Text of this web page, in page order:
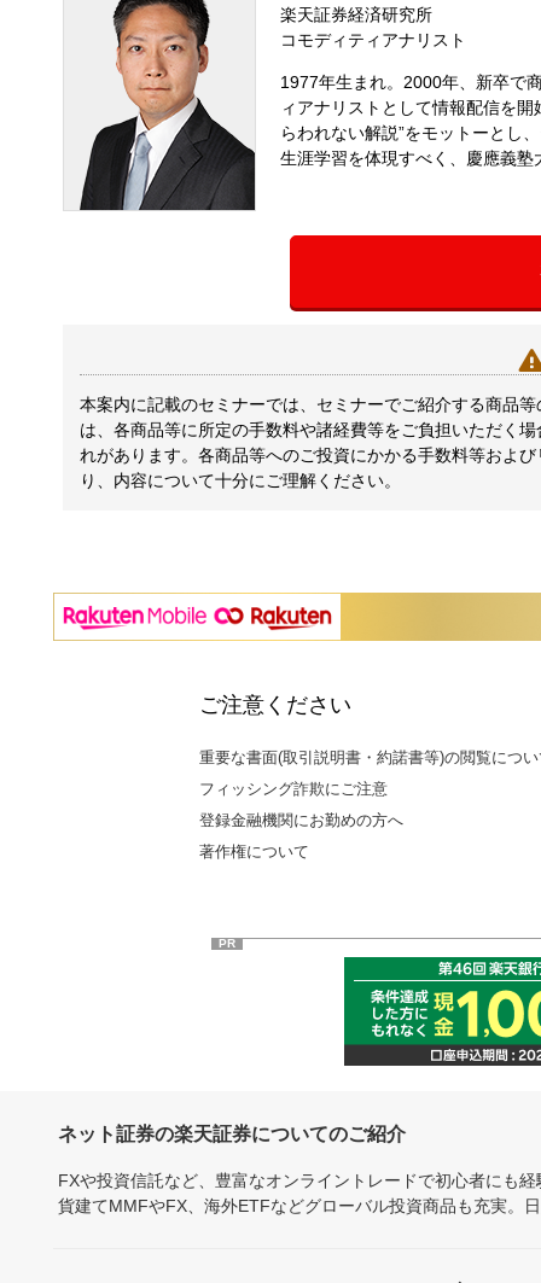
楽天証券経済研究所
コモディティアナリスト
1977年生まれ。2000年、新卒で
ィアナリストとして情報配信を
らわれない解説”をモットーとし
生涯学習を体現すべく、慶應義
本案内に記載のセミナーでは、セミナーでご紹介する商品
は、各商品等に所定の手数料や諸経費等をご負担いただく
れがあります。各商品等へのご投資にかかる手数料等およ
り、内容について十分にご理解ください。
ご注意ください
重要な書面(取引説明書・約諾書等)の閲覧につ
フィッシング詐欺にご注意
登録金融機関にお勤めの方へ
著作権について
PR
ネット証券の楽天証券についてのご紹介
FXや投資信託など、豊富なオンライントレードで初心者にも
貨建てMMFやFX、海外ETFなどグローバル投資商品も充実。